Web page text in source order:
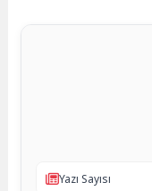
Yazı Sayısı